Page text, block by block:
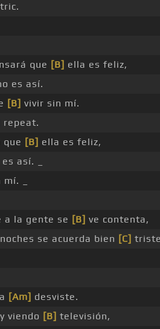
que [B] ella es feliz,
es así.
[B] vivir sin mí.
repeat.
que [B] ella es feliz,
así. _
_
a la gente se [B] ve contenta,
se acuerda bien [C]
[Am] desviste.
viendo [B] televisión,